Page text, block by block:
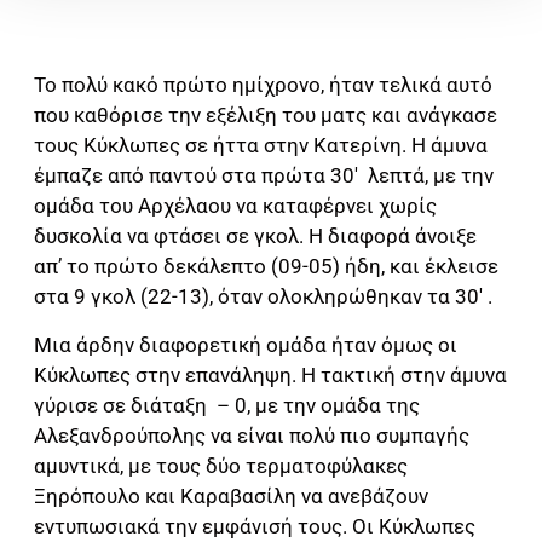
Το πολύ κακό πρώτο ημίχρονο, ήταν τελικά αυτό
που καθόρισε την εξέλιξη του ματς και ανάγκασε
τους Κύκλωπες σε ήττα στην Κατερίνη. Η άμυνα
έμπαζε από παντού στα πρώτα 30′ λεπτά, με την
ομάδα του Αρχέλαου να καταφέρνει χωρίς
δυσκολία να φτάσει σε γκολ. Η διαφορά άνοιξε
απ’ το πρώτο δεκάλεπτο (09-05) ήδη, και έκλεισε
στα 9 γκολ (22-13), όταν ολοκληρώθηκαν τα 30′ .
Μια άρδην διαφορετική ομάδα ήταν όμως οι
Κύκλωπες στην επανάληψη. Η τακτική στην άμυνα
γύρισε σε διάταξη – 0, με την ομάδα της
Αλεξανδρούπολης να είναι πολύ πιο συμπαγής
αμυντικά, με τους δύο τερματοφύλακες
Ξηρόπουλο και Καραβασίλη να ανεβάζουν
εντυπωσιακά την εμφάνισή τους. Οι Κύκλωπες